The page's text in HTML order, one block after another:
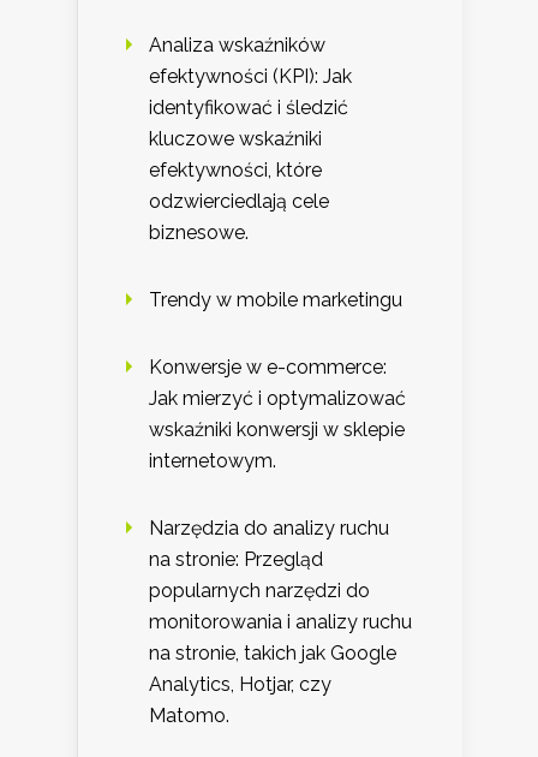
Analiza wskaźników
efektywności (KPI): Jak
identyfikować i śledzić
kluczowe wskaźniki
efektywności, które
odzwierciedlają cele
biznesowe.
Trendy w mobile marketingu
Konwersje w e-commerce:
Jak mierzyć i optymalizować
wskaźniki konwersji w sklepie
internetowym.
Narzędzia do analizy ruchu
na stronie: Przegląd
popularnych narzędzi do
monitorowania i analizy ruchu
na stronie, takich jak Google
Analytics, Hotjar, czy
Matomo.